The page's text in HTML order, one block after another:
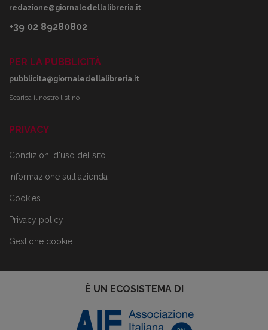
redazione@giornaledellalibreria.it
+39 02 89280802
PER LA PUBBLICITÀ
pubblicita@giornaledellalibreria.it
Scarica il nostro listino
PRIVACY
Condizioni d'uso del sito
Informazione sull'azienda
Cookies
Privacy policy
Gestione cookie
È UN ECOSISTEMA DI